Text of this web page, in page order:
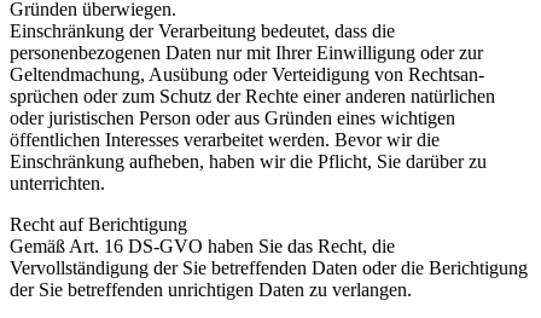
Gründen überwiegen.
Einschränkung der Verarbeitung bedeutet, dass die
personenbezogenen Daten nur mit Ihrer Einwilligung oder zur
Geltendmachung, Ausübung oder Verteidigung von Rechtsan­
sprüchen oder zum Schutz der Rechte einer anderen natürlichen
oder juristischen Person oder aus Gründen eines wichtigen
öffentlichen Interesses verarbeitet werden. Bevor wir die
Einschränkung aufheben, haben wir die Pflicht, Sie darüber zu
unterrichten.
Recht auf Berichtigung
Gemäß Art. 16 DS-GVO haben Sie das Recht, die
Vervollständigung der Sie betreffenden Daten oder die Berichtigung
der Sie betreffenden unrichtigen Daten zu verlangen.